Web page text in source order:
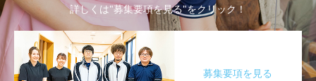
詳しくは"募集要項を見る"をクリック！
募集要項を見る